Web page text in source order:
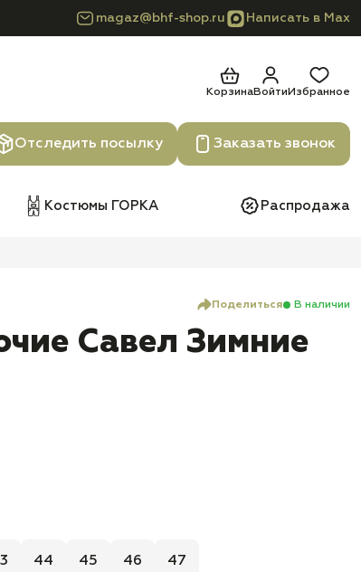
magaz@bhf-shop.ru Написать в Max
КорзинаВойти Избранное
Отследить посылку Заказать звонок
Костюмы ГОРКА Распродажа
Поделиться В наличии
Савел Зимние
44 45 46 47